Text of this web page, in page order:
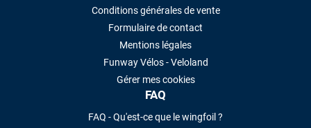
Conditions générales de vente
Formulaire de contact
Mentions légales
Funway Vélos - Veloland
Gérer mes cookies
FAQ
FAQ - Qu'est-ce que le wingfoil ?